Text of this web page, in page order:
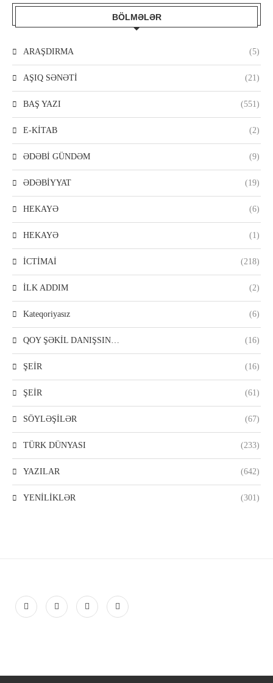
BÖLMƏLƏR
ARAŞDIRMA (5)
AŞIQ SƏNƏTİ (21)
BAŞ YAZI (551)
E-KİTAB (2)
ƏDƏBİ GÜNDƏM (9)
ƏDƏBİYYAT (19)
HEKAYƏ (6)
HEKAYƏ (1)
İCTİMAİ (218)
İLK ADDIM (2)
Kateqoriyasız (6)
QOY ŞƏKİL DANIŞSIN… (16)
ŞEİR (16)
ŞEİR (61)
SÖYLƏŞİLƏR (67)
TÜRK DÜNYASI (233)
YAZILAR (642)
YENİLİKLƏR (301)